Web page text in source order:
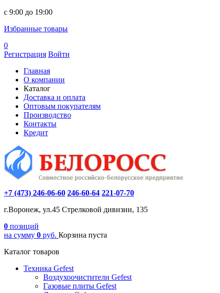
c 9:00 до 19:00
Избранные товары
0
Регистрация Войти
Главная
О компании
Каталог
Доставка и оплата
Оптовым покупателям
Производство
Контакты
Кредит
+7 (473) 246-06-60 246-60-64 221-07-70
г.Воронеж, ул.45 Стрелковой дивизии, 135
0 позиций
на сумму 0 руб. Корзина пуста
Каталог товаров
Техника Gefest
Воздухоочистители Gefest
Газовые плиты Gefest